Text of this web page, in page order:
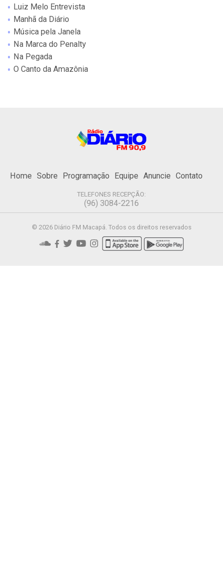
Luiz Melo Entrevista
Manhã da Diário
Música pela Janela
Na Marca do Penalty
Na Pegada
O Canto da Amazônia
Home Sobre Programação Equipe Anuncie Contato
TELEFONES RECEPÇÃO:
(96) 3084-2216
© 2026 Diário FM Macapá. Todos os direitos reservados